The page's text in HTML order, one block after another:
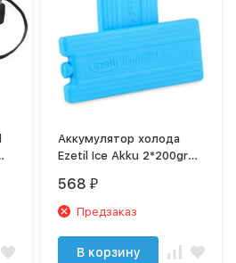
Аккумулятор холода
Ezetil Ice Akku 2*200gr
568 ₽
Предзаказ
В корзину